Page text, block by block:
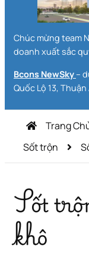
Chúc mừng team Nhà liên tiếp đạt thành tích Sàn kinh
doanh xuất sắc
Bcons NewSky–
Quốc Lộ 13, Thuận
Trang
Sốt trộn
Sốt
khô